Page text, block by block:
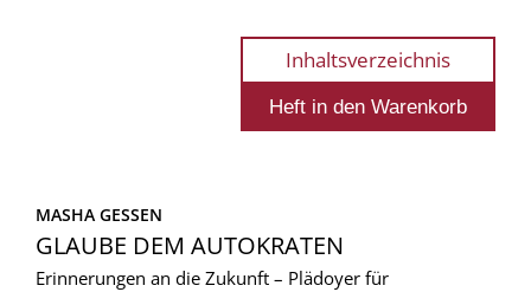
Inhaltsverzeichnis
MASHA GESSEN
GLAUBE DEM AUTOKRATEN
Erinnerungen an die Zukunft – Plädoyer für